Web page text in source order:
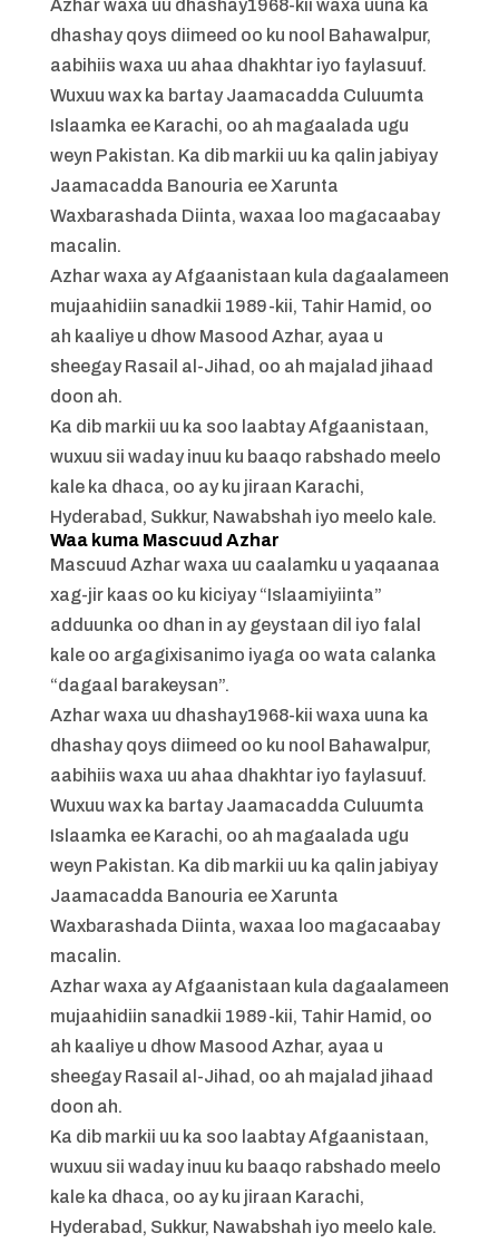
Azhar waxa uu dhashay1968-kii waxa uuna ka
dhashay qoys diimeed oo ku nool Bahawalpur,
aabihiis waxa uu ahaa dhakhtar iyo faylasuuf.
Wuxuu wax ka bartay Jaamacadda Culuumta
Islaamka ee Karachi, oo ah magaalada ugu
weyn Pakistan. Ka dib markii uu ka qalin jabiyay
Jaamacadda Banouria ee Xarunta
Waxbarashada Diinta, waxaa loo magacaabay
macalin.
Azhar waxa ay Afgaanistaan ​​kula dagaalameen
mujaahidiin sanadkii 1989-kii, Tahir Hamid, oo
ah kaaliye u dhow Masood Azhar, ayaa u
sheegay Rasail al-Jihad, oo ah majalad jihaad
doon ah.
Ka dib markii uu ka soo laabtay Afgaanistaan,
wuxuu sii waday inuu ku baaqo rabshado meelo
kale ka dhaca, oo ay ku jiraan Karachi,
Hyderabad, Sukkur, Nawabshah iyo meelo kale.
Waa kuma Mascuud Azhar
Mascuud Azhar waxa uu caalamku u yaqaanaa
xag-jir kaas oo ku kiciyay “Islaamiyiinta”
adduunka oo dhan in ay geystaan ​​dil iyo falal
kale oo argagixisanimo iyaga oo wata calanka
“dagaal barakeysan”.
Azhar waxa uu dhashay1968-kii waxa uuna ka
dhashay qoys diimeed oo ku nool Bahawalpur,
aabihiis waxa uu ahaa dhakhtar iyo faylasuuf.
Wuxuu wax ka bartay Jaamacadda Culuumta
Islaamka ee Karachi, oo ah magaalada ugu
weyn Pakistan. Ka dib markii uu ka qalin jabiyay
Jaamacadda Banouria ee Xarunta
Waxbarashada Diinta, waxaa loo magacaabay
macalin.
Azhar waxa ay Afgaanistaan ​​kula dagaalameen
mujaahidiin sanadkii 1989-kii, Tahir Hamid, oo
ah kaaliye u dhow Masood Azhar, ayaa u
sheegay Rasail al-Jihad, oo ah majalad jihaad
doon ah.
Ka dib markii uu ka soo laabtay Afgaanistaan,
wuxuu sii waday inuu ku baaqo rabshado meelo
kale ka dhaca, oo ay ku jiraan Karachi,
Hyderabad, Sukkur, Nawabshah iyo meelo kale.